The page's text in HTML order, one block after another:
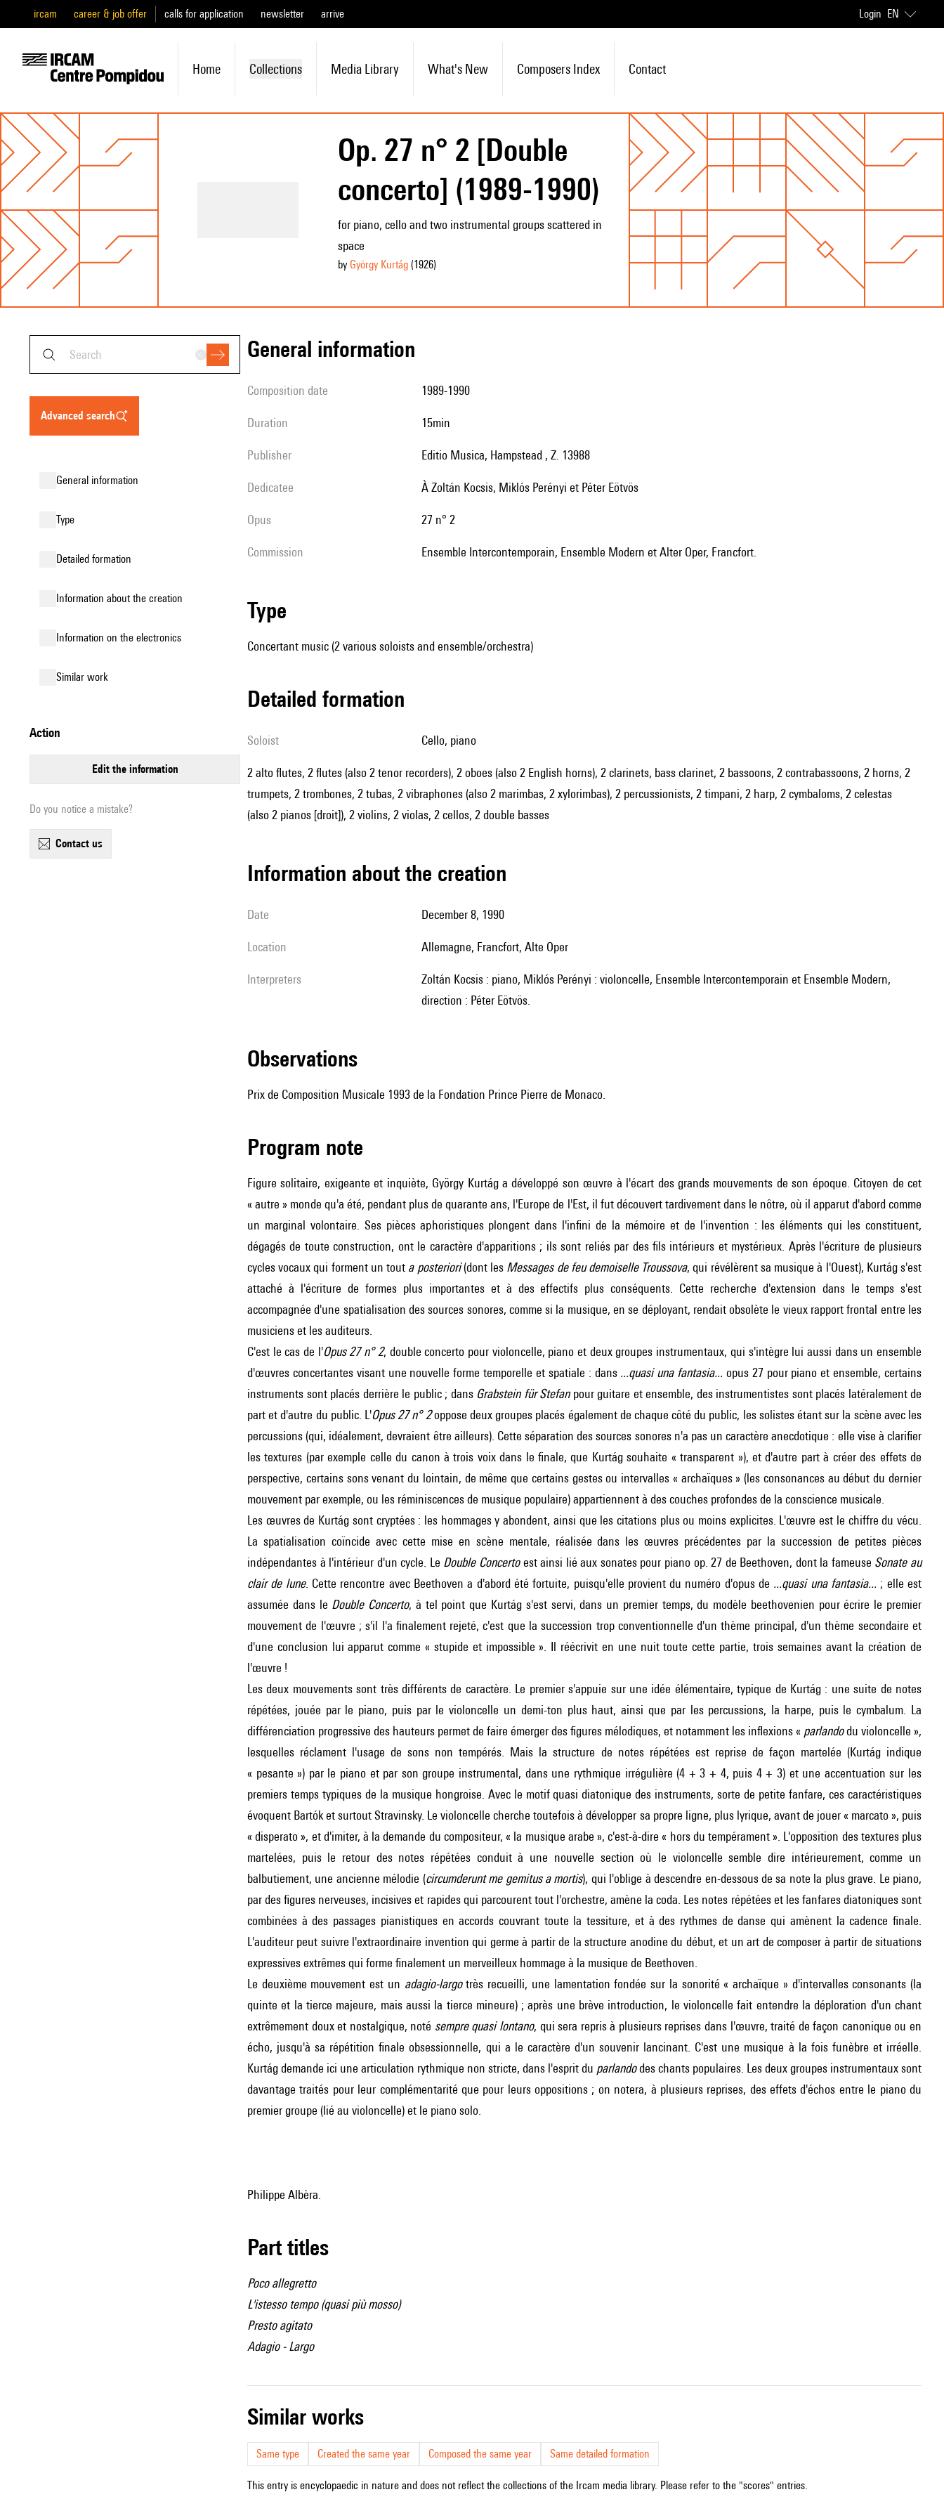
ircam career & job offer calls for application newsletter arrive Login EN
Home Collections Media Library What's New Composers Index Contact
Op. 27 n° 2 [Double
concerto] (1989-1990)
for piano, cello and two instrumental groups scattered in
space
by György Kurtág(1926)
advanced search
general information
type
detailed formation
information about the creation
Information on the electronics
similar work
action
edit the information
Do you notice a mistake?
contact us
general information
composition date 1989-1990
duration 15min
publisher Editio Musica, Hampstead , Z. 13988
Dedicatee à Zoltán Kocsis, Miklós Perényi et Péter Eötvös
Opus 27 n° 2
Commission Ensemble Intercontemporain, Ensemble Modern et Alter Oper, Francfort.
type
Concertant music (2 various soloists and ensemble/orchestra)
detailed formation
Soloist cello, piano
2 alto flutes, 2 flutes (also 2 tenor recorders), 2 oboes (also 2 English horns), 2 clarinets, bass clarinet, 2 bassoons, 2 contrabassoons, 2 horns, 2
trumpets, 2 trombones, 2 tubas, 2 vibraphones (also 2 marimbas, 2 xylorimbas), 2 percussionists, 2 timpani, 2 harp, 2 cymbaloms, 2 celestas
(also 2 pianos [droit]), 2 violins, 2 violas, 2 cellos, 2 double basses
information about the creation
date December 8, 1990
location Allemagne, Francfort, Alte Oper
interpreters
Zoltán Kocsis : piano, Miklós Perényi : violoncelle, Ensemble Intercontemporain et Ensemble Modern,
direction : Péter Eötvös.
observations
Prix de Composition Musicale 1993 de la Fondation Prince Pierre de Monaco.
Program note
Figure solitaire, exigeante et inquiète, György Kurtág a développé son œuvre à l'écart des grands mouvements de son époque. Citoyen de cet
« autre » monde qu'a été, pendant plus de quarante ans, l'Europe de l'Est, il fut découvert tardivement dans le nôtre, où il apparut d'abord comme
un marginal volontaire. Ses pièces aphoristiques plongent dans l'infini de la mémoire et de l'invention : les éléments qui les constituent,
dégagés de toute construction, ont le caractère d'apparitions ; ils sont reliés par des fils intérieurs et mystérieux. Après l'écriture de plusieurs
cycles vocaux qui forment un tout a posteriori(dont les Messages de feu demoiselle Troussova, qui révélèrent sa musique à l'Ouest), Kurtág s'est
attaché à l'écriture de formes plus importantes et à des effectifs plus conséquents. Cette recherche d'extension dans le temps s'est
accompagnée d'une spatialisation des sources sonores, comme si la musique, en se déployant, rendait obsolète le vieux rapport frontal entre les
musiciens et les auditeurs.
C'est le cas de l'Opus 27 n° 2, double concerto pour violoncelle, piano et deux groupes instrumentaux, qui s'intègre lui aussi dans un ensemble
d'œuvres concertantes visant une nouvelle forme temporelle et spatiale : dans ...quasi una fantasia... opus 27 pour piano et ensemble, certains
instruments sont placés derrière le public ; dans Grabstein für Stefanpour guitare et ensemble, des instrumentistes sont placés latéralement de
part et d'autre du public. L'Opus 27 n° 2oppose deux groupes placés également de chaque côté du public, les solistes étant sur la scène avec les
percussions (qui, idéalement, devraient être ailleurs). Cette séparation des sources sonores n'a pas un caractère anecdotique : elle vise à clarifier
les textures (par exemple celle du canon à trois voix dans le finale, que Kurtág souhaite « transparent »), et d'autre part à créer des effets de
perspective, certains sons venant du lointain, de même que certains gestes ou intervalles « archaïques » (les consonances au début du dernier
mouvement par exemple, ou les réminiscences de musique populaire) appartiennent à des couches profondes de la conscience musicale.
Les œuvres de Kurtág sont cryptées : les hommages y abondent, ainsi que les citations plus ou moins explicites. L'œuvre est le chiffre du vécu.
La spatialisation coïncide avec cette mise en scène mentale, réalisée dans les œuvres précédentes par la succession de petites pièces
indépendantes à l'intérieur d'un cycle. Le Double Concertoest ainsi lié aux sonates pour piano op. 27 de Beethoven, dont la fameuse Sonate au
clair de lune. Cette rencontre avec Beethoven a d'abord été fortuite, puisqu'elle provient du numéro d'opus de ...quasi una fantasia... ; elle est
assumée dans le Double Concerto, à tel point que Kurtág s'est servi, dans un premier temps, du modèle beethovenien pour écrire le premier
mouvement de l'œuvre ; s'il l'a finalement rejeté, c'est que la succession trop conventionnelle d'un thème principal, d'un thème secondaire et
d'une conclusion lui apparut comme « stupide et impossible ». Il réécrivit en une nuit toute cette partie, trois semaines avant la création de
l'œuvre !
Les deux mouvements sont très différents de caractère. Le premier s'appuie sur une idée élémentaire, typique de Kurtág : une suite de notes
répétées, jouée par le piano, puis par le violoncelle un demi-ton plus haut, ainsi que par les percussions, la harpe, puis le cymbalum. La
différenciation progressive des hauteurs permet de faire émerger des figures mélodiques, et notamment les inflexions « parlandodu violoncelle »,
lesquelles réclament l'usage de sons non tempérés. Mais la structure de notes répétées est reprise de façon martelée (Kurtág indique
« pesante ») par le piano et par son groupe instrumental, dans une rythmique irrégulière (4 + 3 + 4, puis 4 + 3) et une accentuation sur les
premiers temps typiques de la musique hongroise. Avec le motif quasi diatonique des instruments, sorte de petite fanfare, ces caractéristiques
évoquent Bartóket surtoutStravinsky. Le violoncelle cherche toutefois à développer sa propre ligne, plus lyrique, avant de jouer « marcato », puis
« disperato », et d'imiter, à la demande du compositeur, « la musique arabe », c'est-à-dire « hors du tempérament ». L'opposition des textures plus
martelées, puis le retour des notes répétées conduit à une nouvelle section où le violoncelle semble dire intérieurement, comme un
balbutiement, une ancienne mélodie (circumderunt me gemitus a mortis), qui l'oblige à descendre en-dessous de sa note la plus grave. Le piano,
par des figures nerveuses, incisives et rapides qui parcourent tout l'orchestre, amène la coda. Les notes répétées et les fanfares diatoniques sont
combinées à des passages pianistiques en accords couvrant toute la tessiture, et à des rythmes de danse qui amènent la cadence finale.
L'auditeur peut suivre l'extraordinaire invention qui germe à partir de la structure anodine du début, et un art de composer à partir de situations
expressives extrêmes qui forme finalement un merveilleux hommage à la musique de Beethoven.
Le deuxième mouvement est un adagio-largotrès recueilli, une lamentation fondée sur la sonorité « archaïque » d'intervalles consonants (la
quinte et la tierce majeure, mais aussi la tierce mineure) ; après une brève introduction, le violoncelle fait entendre la déploration d'un chant
extrêmement doux et nostalgique, noté sempre quasi lontano, qui sera repris à plusieurs reprises dans l'œuvre, traité de façon canonique ou en
écho, jusqu'à sa répétition finale obsessionnelle, qui a le caractère d'un souvenir lancinant. C'est une musique à la fois funèbre et irréelle.
Kurtág demande ici une articulation rythmique non stricte, dans l'esprit du parlandodes chants populaires. Les deux groupes instrumentaux sont
davantage traités pour leur complémentarité que pour leurs oppositions ; on notera, à plusieurs reprises, des effets d'échos entre le piano du
premier groupe (lié au violoncelle) et le piano solo.
Philippe Albèra.
Part titles
Poco allegretto
L'istesso tempo (quasi più mosso)
Presto agitato
Adagio - Largo
similar works
Same type Created the same year Composed the same year Same detailed formation
This entry is encyclopaedic in nature and does not reflect the collections of the Ircam media library. Please refer to the "scores" entries.